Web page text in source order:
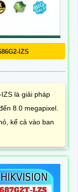
IZS
là giải pháp
8.0 megapixel.
kể cả vào ban